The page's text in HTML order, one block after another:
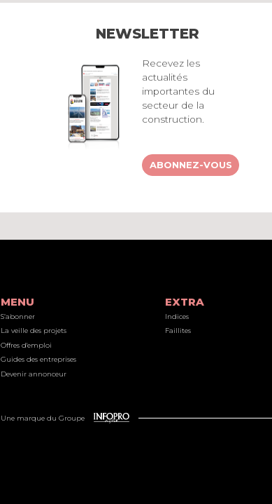
NEWSLETTER
Recevez les
actualités
importantes du
secteur de la
construction.
ABONNEZ-VOUS
MENU
S’abonner
La veille des projets
Offres d'emploi
Guides des entreprises
Devenir annonceur
EXTRA
Indices
Faillites
Une marque du Groupe